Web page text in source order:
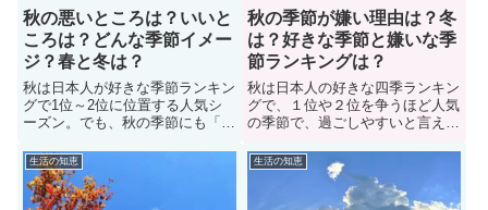
秋の悪いところは？いいと
ころは？どんな季節イメー
ジ？春と冬は？
秋は日本人が好きな季節ランキン
グで1位～2位に位置する人気シ
ーズン。でも、秋の季節にも「い
ろ」もあります。ここでは秋とい
う季節に対する色々なイメージに
ついて紹介。また、春と冬の「好
秋の季節が嫌い理由は？冬
は？好きな季節と嫌いな季
節ランキングは？
秋は日本人の好きな四季ランキン
グで、１位や２位を争うほど人気
の季節で、過ごしやすいと言える
あります。では、秋の季節が嫌い
理由は何か？秋を嫌う人があげて
いる理由について紹介します。ま
生活の知恵 生活の知恵